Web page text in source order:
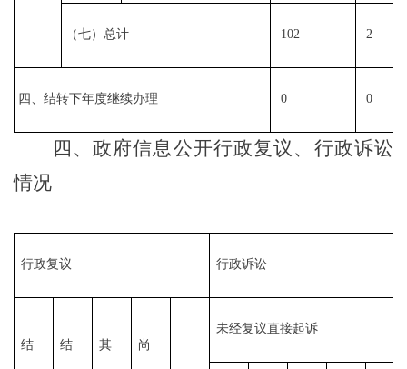
（七）总计 102 2
四、结转下年度继续办理 0 0
四、政府信息公开行政复议、行政诉讼
情况
行政复议 行政诉讼
结 结 其 尚
未经复议直接起诉